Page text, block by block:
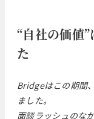
“自社の価値
た
Bridgeはこの期間
ました。
面談ラッシュのな